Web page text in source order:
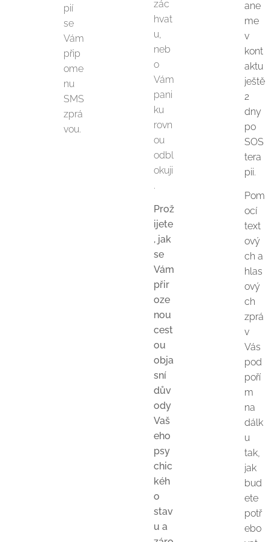
pií
se
Vám
přip
ome
nu
SMS
zprá
vou.
zác
hvat
u,
neb
o
Vám
pani
ku
rovn
ou
odbl
okuji
.
Prož
ijete
, jak
se
Vám
přir
oze
nou
cest
ou
obja
sní
dův
ody
Vaš
eho
psy
chic
kéh
o
stav
u a
ane
me
v
kont
aktu
ještě
2
dny
po
SOS
tera
pii.
Pom
ocí
text
ový
ch a
hlas
ový
ch
zprá
v
Vás
pod
poří
m
na
dálk
u
tak,
jak
bud
ete
potř
ebo